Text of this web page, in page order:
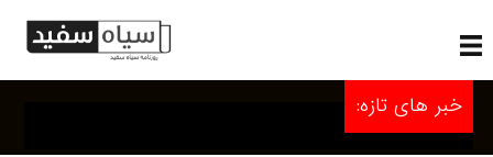
خبر های تازه: